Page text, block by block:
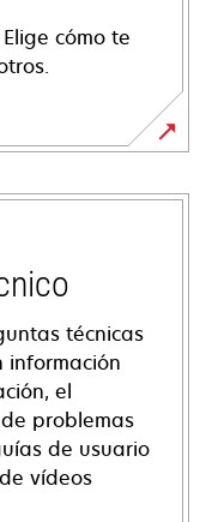
cómo te
técnicas
información
el
problemas
de usuario
vídeos